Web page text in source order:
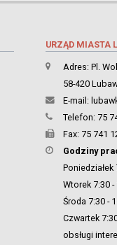
URZĄD MIASTA
Adres: Pl.
58-420
E-mail:
Telefon: 75
Fax: 75 741
Godziny
Poniedziałek
Wtorek 7:30 -
Środa 7:30 -
Czwartek
obsługi